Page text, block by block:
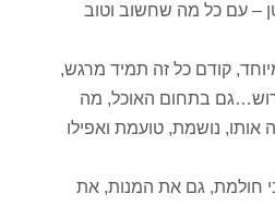
– עם כל מה שחשוב וטוב
קודם כל זה תמיד מרגש,
בתחום האוכל, מה
אותו, נושמת, טועמת ואפילו
חולמת, גם את המנות, את